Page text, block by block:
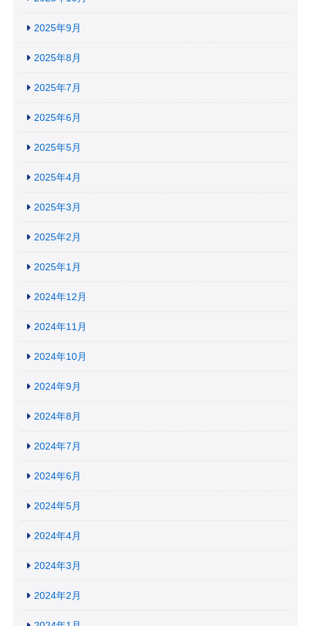
2025年9月
2025年8月
2025年7月
2025年6月
2025年5月
2025年4月
2025年3月
2025年2月
2025年1月
2024年12月
2024年11月
2024年10月
2024年9月
2024年8月
2024年7月
2024年6月
2024年5月
2024年4月
2024年3月
2024年2月